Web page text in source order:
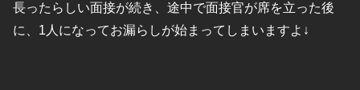
長ったらしい面接が続き、途中で面接官が席を立った後
に、1人になってお漏らしが始まってしまいますよ↓